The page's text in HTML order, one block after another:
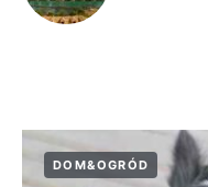
DOM&OGRÓD